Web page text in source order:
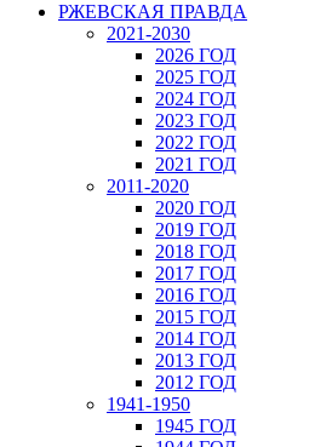
РЖЕВСКАЯ ПРАВДА
2021-2030
2026 ГОД
2025 ГОД
2024 ГОД
2023 ГОД
2022 ГОД
2021 ГОД
2011-2020
2020 ГОД
2019 ГОД
2018 ГОД
2017 ГОД
2016 ГОД
2015 ГОД
2014 ГОД
2013 ГОД
2012 ГОД
1941-1950
1945 ГОД